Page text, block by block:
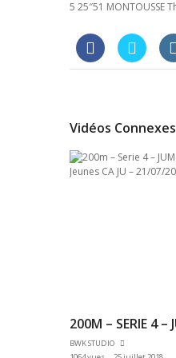
5 25″51 MONTOUSSE
Vidéos Connexes
BWK STUDIO